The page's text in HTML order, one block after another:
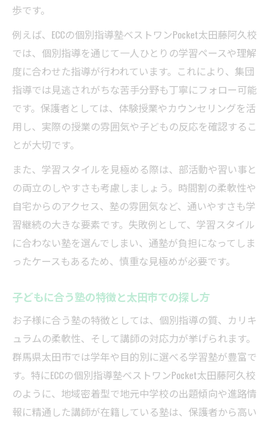
歩です。
例えば、ECCの個別指導塾ベストワンPocket太田藤阿久校
では、個別指導を通じて一人ひとりの学習ペースや理解
度に合わせた指導が行われています。これにより、集団
指導では見逃されがちな苦手分野も丁寧にフォロー可能
です。保護者としては、体験授業やカウンセリングを活
用し、実際の授業の雰囲気や子どもの反応を確認するこ
とが大切です。
また、学習スタイルを見極める際は、部活動や習い事と
の両立のしやすさも考慮しましょう。時間割の柔軟性や
自宅からのアクセス、塾の雰囲気など、通いやすさも学
習継続の大きな要素です。失敗例として、学習スタイル
に合わない塾を選んでしまい、通塾が負担になってしま
ったケースもあるため、慎重な見極めが必要です。
子どもに合う塾の特徴と太田市での探し方
お子様に合う塾の特徴としては、個別指導の質、カリキ
ュラムの柔軟性、そして講師の対応力が挙げられます。
群馬県太田市では学年や目的別に選べる学習塾が豊富で
す。特にECCの個別指導塾ベストワンPocket太田藤阿久校
のように、地域密着型で地元中学校の出題傾向や進路情
報に精通した講師が在籍している塾は、保護者から高い